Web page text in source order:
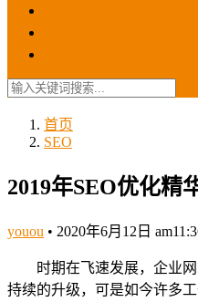
首页
SEO
2019年SEO优化精
youou • 2020年6月12日
时期在飞速发展，企业
持续的升级，可是如今许多